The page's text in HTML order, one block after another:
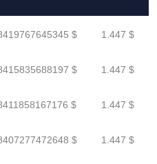
$ 1.447 $
$ 1.447 $
$ 1.447 $
$ 1.447 $